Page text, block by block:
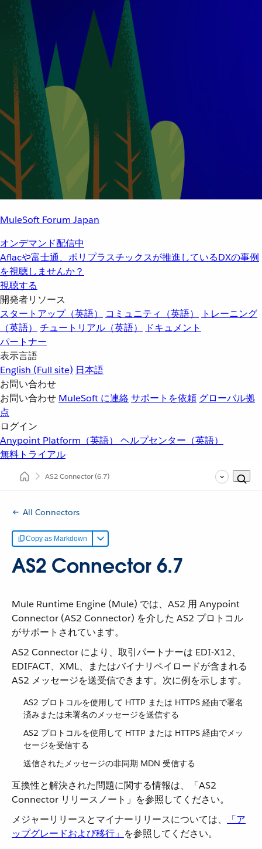
MuleSoft Forum Japan
オンデマンド配信中
Aflacや富士通、ポリプラスチックスが推進しているDXの事例
を視聴しませんか？
視聴する
開発者リソース
スタートアップ（英語）
コミュニティ（英語）
トレーニング
（英語）
チュートリアル（英語）
ドキュメント
パートナー
表示言語
English (Full site) 日本語
お問い合わせ
お問い合わせ MuleSoft に連絡サポートを依頼 グローバル拠
点
ログイン
Anypoint Platform（英語） ヘルプセンター（英語）
無料トライアル
AS2 Connector(6.7)
All Connectors
Copy as Markdown
AS2 Connector 6.7
Mule Runtime Engine (Mule) では、AS2 用 Anypoint
Connector (AS2 Connector) を介した AS2 プロトコル
がサポートされています。
AS2 Connector により、取引パートナーは EDI-X12、
EDIFACT、XML、またはバイナリペイロードが含まれる
AS2 メッセージを送受信できます。次に例を示します。
AS2 プロトコルを使用して HTTP または HTTPS 経由で署名
済みまたは未署名のメッセージを送信する
AS2 プロトコルを使用して HTTP または HTTPS 経由でメッ
セージを受信する
送信されたメッセージの非同期 MDN 受信する
互換性と解決された問題に関する情報は、「AS2
Connector リリースノート」を参照してください。
メジャーリリースとマイナーリリースについては、​
「ア
ップグレードおよび移行」 ​を参照してください。